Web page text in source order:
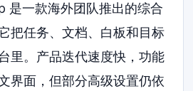
是一款海外团队推出的综合
把任务、文档、白板和目标
里。产品迭代速度快，功能
界面，但部分高级设置仍依